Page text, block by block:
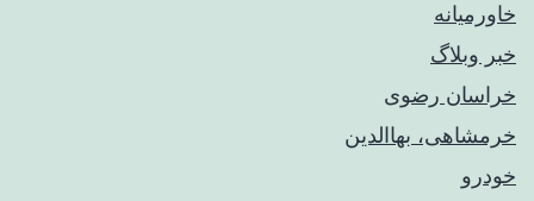
خاورمیانه
خبر وبلاگ
خراسان رضوی
خرمشاهی، بهاالدین
خودرو